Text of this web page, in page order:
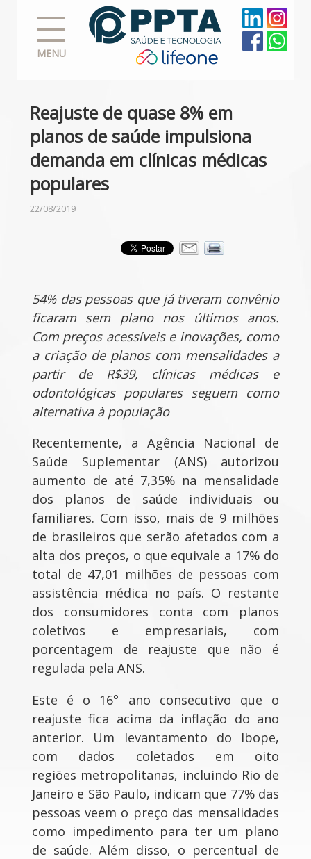
MENU
Reajuste de quase 8% em
planos de saúde impulsiona
demanda em clínicas médicas
populares
22/08/2019
54% das pessoas que já tiveram convênio
ficaram sem plano nos últimos anos.
Com preços acessíveis e inovações, como
a criação de planos com mensalidades a
partir de R$39, clínicas médicas e
odontológicas populares seguem como
alternativa à população
Recentemente, a Agência Nacional de
Saúde Suplementar (ANS) autorizou
aumento de até 7,35% na mensalidade
dos planos de saúde individuais ou
familiares. Com isso, mais de 9 milhões
de brasileiros que serão afetados com a
alta dos preços, o que equivale a 17% do
total de 47,01 milhões de pessoas com
assistência médica no país. O restante
dos consumidores conta com planos
coletivos e empresariais, com
porcentagem de reajuste que não é
regulada pela ANS.
Este é o 16º ano consecutivo que o
reajuste fica acima da inflação do ano
anterior. Um levantamento do Ibope,
com dados coletados em oito
regiões metropolitanas, incluindo Rio de
Janeiro e São Paulo, indicam que 77% das
pessoas veem o preço das mensalidades
como impedimento para ter um plano
de saúde. Além disso, o percentual de